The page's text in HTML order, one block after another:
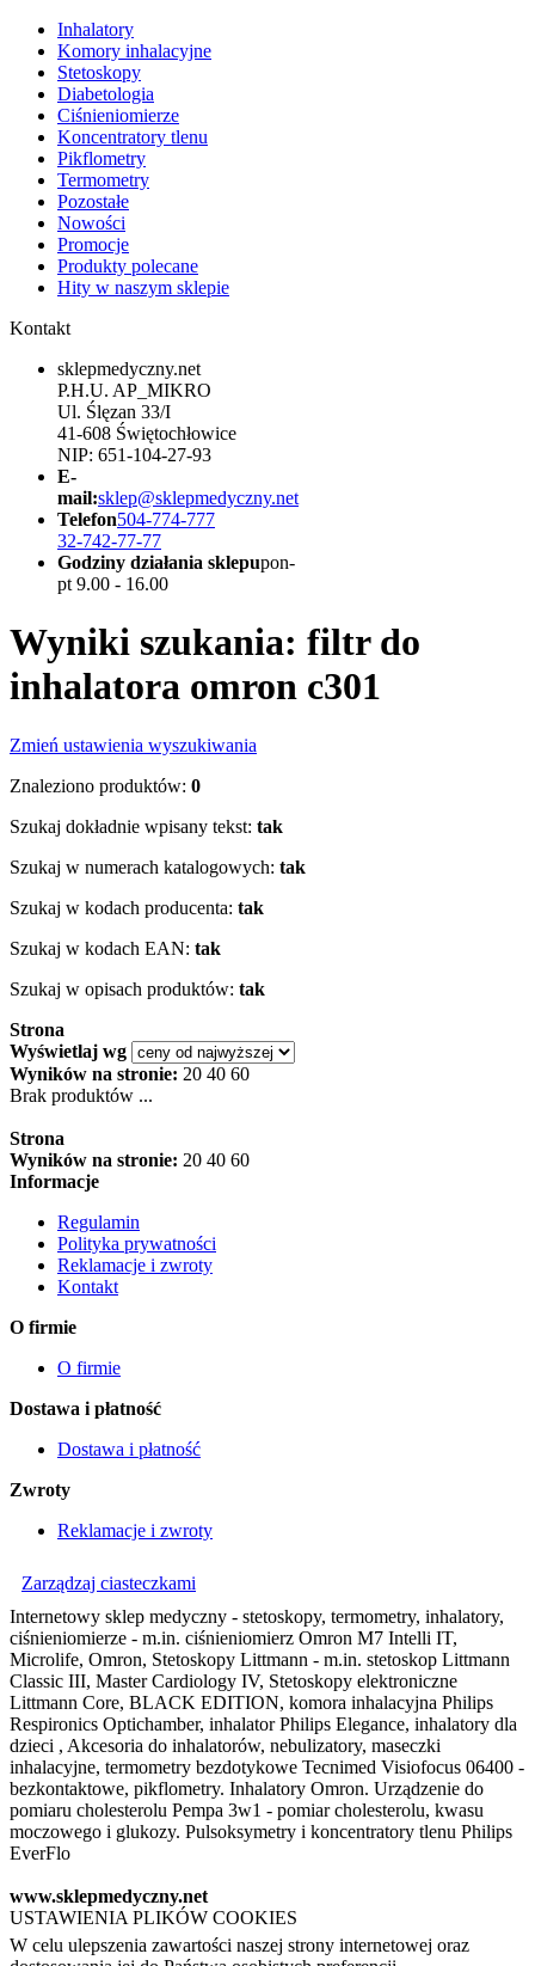
Inhalatory
Komory inhalacyjne
Stetoskopy
Diabetologia
Ciśnieniomierze
Koncentratory tlenu
Pikflometry
Termometry
Pozostałe
Nowości
Promocje
Produkty polecane
Hity w naszym sklepie
Kontakt
sklepmedyczny.net
P.H.U. AP_MIKRO
Ul. Ślęzan 33/I
41-608 Świętochłowice
NIP: 651-104-27-93
E-
mail:sklep@sklepmedyczny.net
Telefon504-774-777
32-742-77-77
Godziny działania sklepupon-
pt 9.00 - 16.00
Wyniki szukania: filtr do
inhalatora omron c301
Zmień ustawienia wyszukiwania
Znaleziono produktów: 0
Szukaj dokładnie wpisany tekst: tak
Szukaj w numerach katalogowych: tak
Szukaj w kodach producenta: tak
Szukaj w kodach EAN: tak
Szukaj w opisach produktów: tak
Strona
Wyświetlaj wg
Wyników na stronie: 20 40 60
Brak produktów ...
Strona
Wyników na stronie: 20 40 60
Informacje
Regulamin
Polityka prywatności
Reklamacje i zwroty
Kontakt
O firmie
O firmie
Dostawa i płatność
Dostawa i płatność
Zwroty
Reklamacje i zwroty
Zarządzaj ciasteczkami
Internetowy sklep medyczny - stetoskopy, termometry, inhalatory,
ciśnieniomierze - m.in. ciśnieniomierz Omron M7 Intelli IT,
Microlife, Omron, Stetoskopy Littmann - m.in. stetoskop Littmann
Classic III, Master Cardiology IV, Stetoskopy elektroniczne
Littmann Core, BLACK EDITION, komora inhalacyjna Philips
Respironics Optichamber, inhalator Philips Elegance, inhalatory dla
dzieci , Akcesoria do inhalatorów, nebulizatory, maseczki
inhalacyjne, termometry bezdotykowe Tecnimed Visiofocus 06400 -
bezkontaktowe, pikflometry. Inhalatory Omron. Urządzenie do
pomiaru cholesterolu Pempa 3w1 - pomiar cholesterolu, kwasu
moczowego i glukozy. Pulsoksymetry i koncentratory tlenu Philips
EverFlo
www.sklepmedyczny.net
USTAWIENIA PLIKÓW COOKIES
W celu ulepszenia zawartości naszej strony internetowej oraz